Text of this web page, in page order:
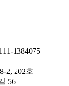
1384075
2, 202호
56